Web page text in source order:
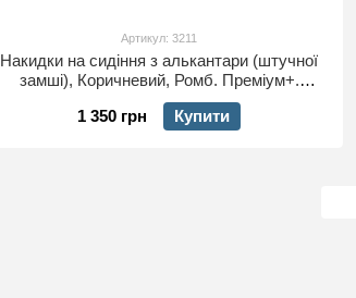
Артикул: 3211
Накидки на сидіння з алькантари (штучної
замші), Коричневий, Ромб. Преміум+.
Передній комплект
1 350 грн
Купити